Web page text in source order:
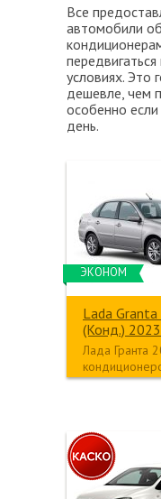
Все
автомобили
условиях. Это
дешевле, чем
особенно
день.
ЭКОНОМ
Lada
(Конд.) 2023
Лада Гранта
1.6л, бензин,